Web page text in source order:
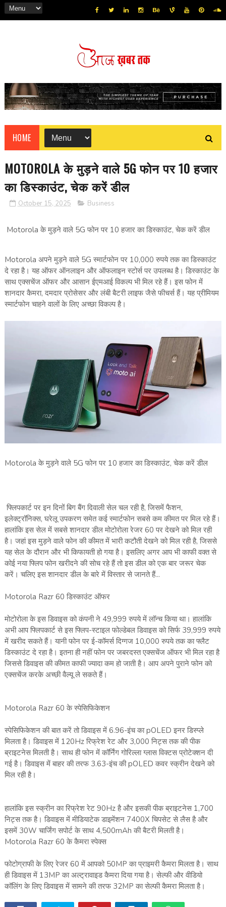
HOME
MOTOROLA के मुड़ने वाले 5G फोन पर 10 हजार
का डिस्काउंट, चेक करें डील
October 15, 2025 Business
Motorola के मुड़ने वाले 5G फोन पर 10 हजार का डिस्काउंट, चेक करें डील
Motorola अपने मुड़ने वाले 5G स्मार्टफोन पर 10,000 रुपये तक का डिस्काउंट
दे रहा है। यह ऑफर ऑनलाइन और ऑफलाइन स्टोर्स पर उपलब्ध है। डिस्काउंट के
साथ एक्सचेंज ऑफर और आसान ईएमआई विकल्प भी मिल रहे हैं। इस फोन में
शानदार कैमरा, दमदार प्रोसेसर और लंबी बैटरी लाइफ जैसे फीचर्स हैं। यह प्रीमियम
स्मार्टफोन चाहने वालों के लिए अच्छा विकल्प है।
Motorola के मुड़ने वाले 5G फोन पर 10 हजार का डिस्काउंट, चेक करें डील
फ्लिपकार्ट पर इन दिनों बिग बैंग दिवाली सेल चल रही है, जिसमें फैशन,
इलेक्ट्रॉनिक्स, घरेलू उपकरण समेत कई स्मार्टफोन सबसे कम कीमत पर मिल रहे हैं।
हालांकि इस सेल में सबसे शानदार डील मोटोरोला रेजर 60 पर देखने को मिल रही
है। जहां इस मुड़ने वाले फोन की कीमत में भारी कटौती देखने को मिल रही है, जिससे
यह सेल के दौरान और भी किफायती हो गया है। इसलिए अगर आप भी काफी वक्त से
कोई नया फ्लिप फोन खरीदने की सोच रहे हैं तो इस डील को एक बार जरूर चेक
करें। चलिए इस शानदार डील के बारे में विस्तार से जानते हैं...
Motorola Razr 60 डिस्काउंट ऑफर
मोटोरोला के इस डिवाइस को कंपनी ने 49,999 रुपये में लॉन्च किया था। हालांकि
अभी आप फ्लिपकार्ट से इस फ्लिप-स्टाइल फोल्डेबल डिवाइस को सिर्फ 39,999 रुपये
में खरीद सकते हैं। यानी फोन पर ई-कॉमर्स दिग्गज 10,000 रुपये तक का फ्लैट
डिस्काउंट दे रहा है। इतना ही नहीं फोन पर जबरदस्त एक्सचेंज ऑफर भी मिल रहा है
जिससे डिवाइस की कीमत काफी ज्यादा कम हो जाती है। आप अपने पुराने फोन को
एक्सचेंज करके अच्छी वैल्यू ले सकते हैं।
Motorola Razr 60 के स्पेसिफिकेशन
स्पेसिफिकेशन की बात करें तो डिवाइस में 6.96-इंच का pOLED इनर डिस्प्ले
मिलता है। डिवाइस में 120Hz रिफ्रेश रेट और 3,000 निट्स तक की पीक
ब्राइटनेस मिलती है। साथ ही फोन में कॉर्निंग गोरिल्ला ग्लास विक्टस प्रोटेक्शन दी
गई है। डिवाइस में बाहर की तरफ 3.63-इंच की pOLED कवर स्क्रीन देखने को
मिल रही है।
हालांकि इस स्क्रीन का रिफ्रेश रेट 90Hz है और इसकी पीक ब्राइटनेस 1,700
निट्स तक है। डिवाइस में मीडियाटेक डाइमेंशन 7400X चिपसेट से लैस है और
इसमें 30W चार्जिंग सपोर्ट के साथ 4,500mAh की बैटरी मिलती है।
Motorola Razr 60 के कैमरा स्पेक्स
फोटोग्राफी के लिए रेजर 60 में आपको 50MP का प्राइमरी कैमरा मिलता है। साथ
ही डिवाइस में 13MP का अल्ट्रावाइड कैमरा दिया गया है। सेल्फी और वीडियो
कॉलिंग के लिए डिवाइस में सामने की तरफ 32MP का सेल्फी कैमरा मिलता है।